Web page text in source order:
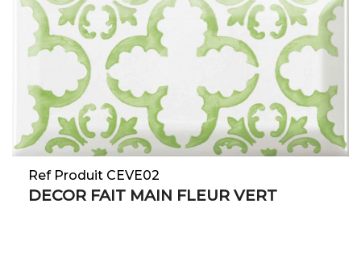
Ref Produit CEVE02
DECOR FAIT MAIN FLEUR VERT